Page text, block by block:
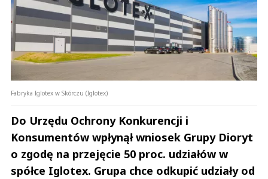
Fabryka Iglotex w Skórczu (Iglotex)
Do Urzędu Ochrony Konkurencji i
Konsumentów wpłynął wniosek Grupy Dioryt
o zgodę na przejęcie 50 proc. udziałów w
spółce Iglotex. Grupa chce odkupić udziały od